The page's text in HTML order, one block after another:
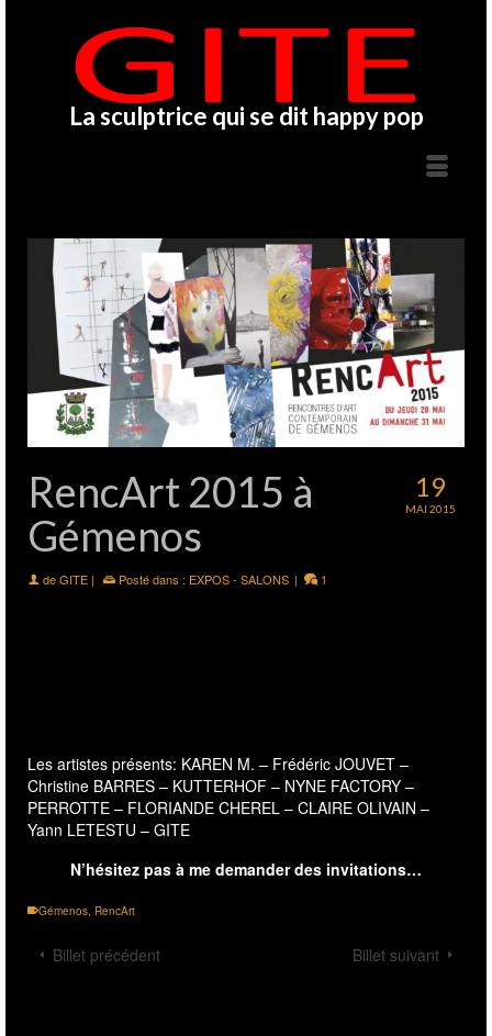
La sculptrice qui se dit happy pop
19
MAI 2015
RencArt 2015 à
Gémenos
deGITE | Posté dans : EXPOS - SALONS | 1
Les artistes présents: KAREN M. – Frédéric JOUVET –
Christine BARRES – KUTTERHOF – NYNE FACTORY –
PERROTTE – FLORIANDE CHEREL – CLAIRE OLIVAIN –
Yann LETESTU – GITE
N’hésitez pas à me demander des invitations…
Gémenos RencArt
Billet précédent Billet suivant